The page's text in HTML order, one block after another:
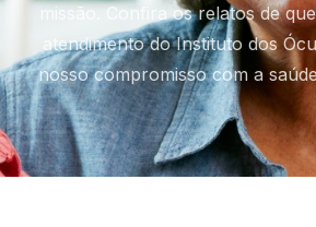
missão. Confira os relatos de
atendimento do Instituto dos
nosso compromisso com a